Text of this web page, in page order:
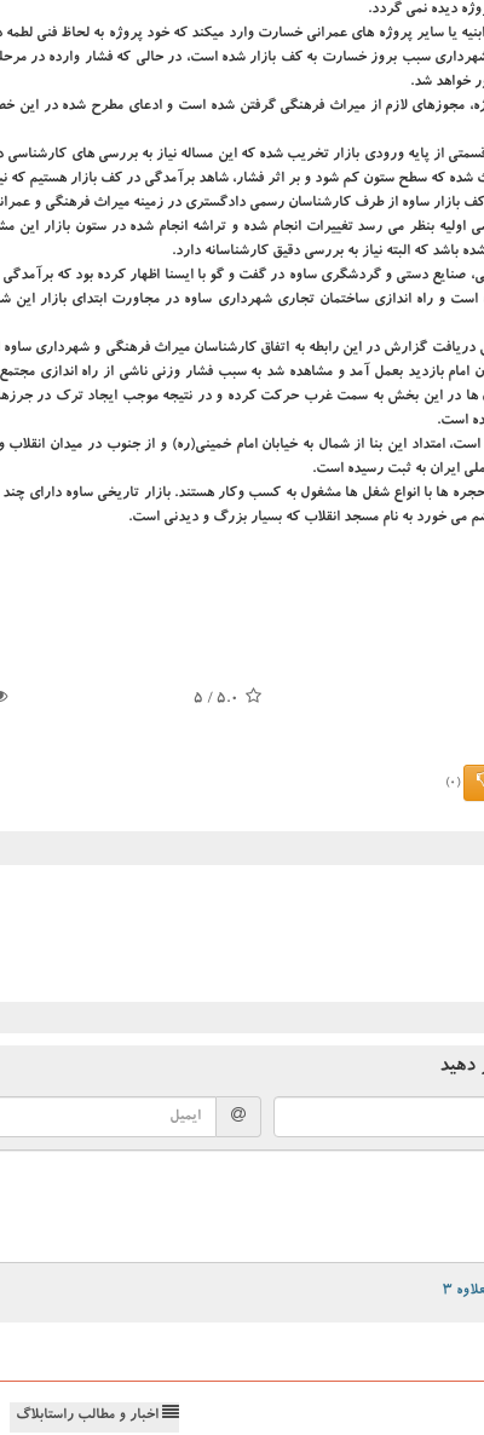
دیده نمی گردد.
یا سایر پروژه های عمرانی خسارت وارد میکند که خود پروژه به لحاظ فنی
شهرداری سبب بروز خسارت به کف بازار شده است، در حالی که فشار وارده در
خواهد شد.
مجوزهای لازم از میراث فرهنگی گرفتن شده است و ادعای مطرح شده در
از پایه ورودی بازار تخریب شده که این مساله نیاز به بررسی های
شده که سطح ستون کم شود و بر اثر فشار، شاهد برآمدگی در کف بازار هستیم که
ساوه از طرف کارشناسان رسمی دادگستری در زمینه میراث فرهنگی و
بنظر می رسد تغییرات انجام شده و تراشه انجام شده در ستون بازار این
که البته نیاز به بررسی دقیق کارشناسانه دارد.
صنایع دستی و گردشگری ساوه در گفت و گو با ایسنا اظهار کرده بود که
و راه اندازی ساختمان تجاری شهرداری ساوه در مجاورت ابتدای بازار این
گزارش در این رابطه به اتفاق کارشناسان میراث فرهنگی و شهرداری ساوه
امام بازدید بعمل آمد و مشاهده شد به سبب فشار وزنی ناشی از راه اندازی
ها در این بخش به سمت غرب حرکت کرده و در نتیجه موجب ایجاد ترک در
است.
و در آن انواع حجره ها با انواع شغل ها مشغول به کسب وکار هستند. بازار تاریخی ساوه
می خورد به نام مسجد انقلاب که بسیار بزرگ و دیدنی است.
5.0
/ 5
(0)
دهید
اخبار و مطالب راستابلاگ